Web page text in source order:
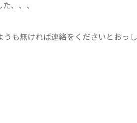
、、、
も無ければ連絡をくださいとおっし